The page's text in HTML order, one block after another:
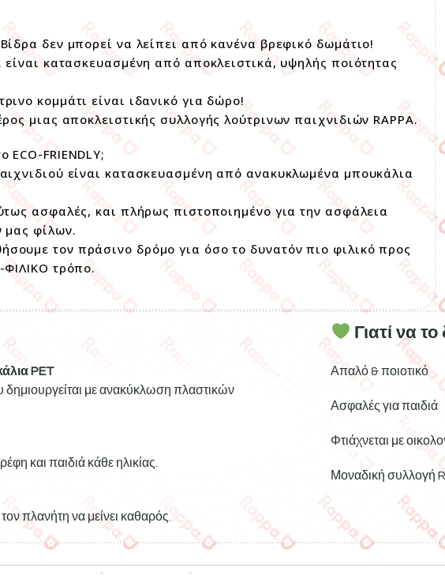
δεν μπορεί να λείπει από κανένα βρεφικό δωμάτιο!
κατασκευασμένη από αποκλειστικά, υψηλής ποιότητας
κομμάτι είναι ιδανικό για δώρο!
μιας αποκλειστικής συλλογής λούτρινων παιχνιδιών RAPPA.
ECO-FRIENDLY;
είναι κατασκευασμένη από ανακυκλωμένα μπουκάλια
ασφαλές, και πλήρως πιστοποιημένο για την ασφάλεια
μας φίλων.
τον πράσινο δρόμο για όσο το δυνατόν πιο φιλικό προς
τρόπο.
PET
δημιουργείται με ανακύκλωση πλαστικών
και παιδιά κάθε ηλικίας.
πλανήτη να μείνει καθαρός.
Γιατί να το
Απαλό & ποιοτικό
Ασφαλές για παιδιά
Φτιάχνεται με
Μοναδική συλλογή